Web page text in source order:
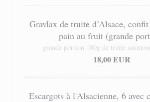
Gravlax de truite d’Alsace, confit
pain au fruit (grande
grande portion 100g de truite
18,00 EUR
Escargots à l'Alsacienne, 6 avec